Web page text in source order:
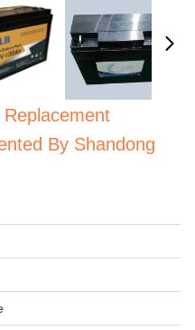
By Shandong